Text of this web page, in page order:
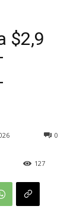
$2,9
0
127